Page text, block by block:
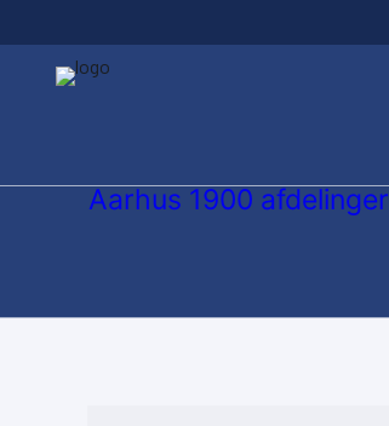
Aarhus 1900 afdelinger